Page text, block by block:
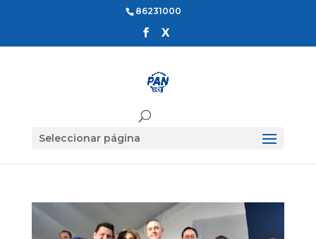
86231000
Seleccionar página